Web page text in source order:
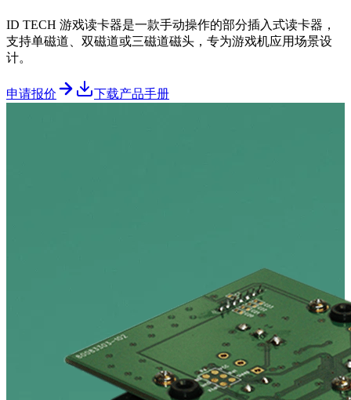
ID TECH 游戏读卡器是一款手动操作的部分插入式读卡器，
支持单磁道、双磁道或三磁道磁头，专为游戏机应用场景设
计。
申请报价 下载产品手册